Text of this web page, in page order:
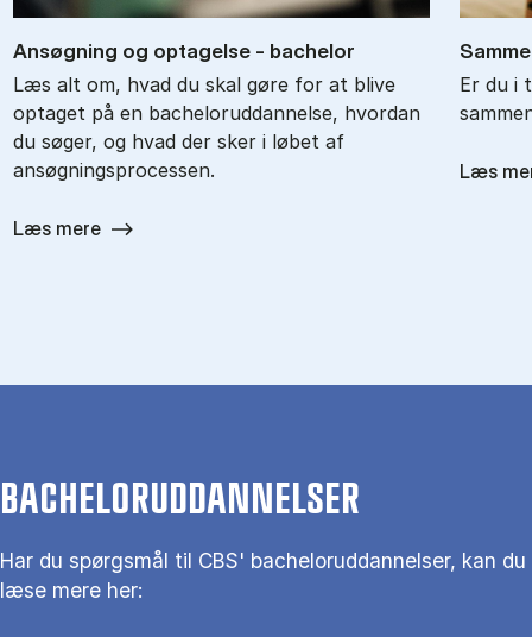
An­søg­ning og op­ta­gel­se - ba­chel­or
Læs alt om, hvad du skal gøre for at blive
optaget på en bacheloruddannelse, hvordan
du søger, og hvad der sker i løbet af
ansøgningsprocessen.
Læs mere
Er du i
Læs
BACHELORUDDANNELSER
Har du spørgsmål til CBS' bacheloruddannelser, kan du
læse mere her: